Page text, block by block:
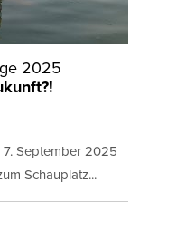
2025
September 2025
Schauplatz...